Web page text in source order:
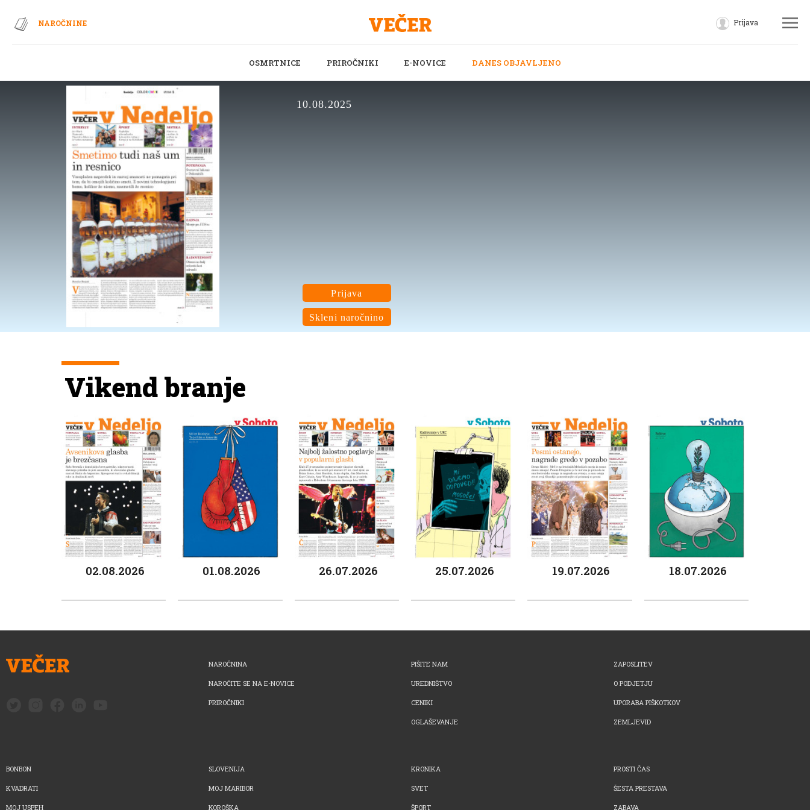
NAROČNINE Prijava
OSMRTNICE PRIROČNIKI E-NOVICE DANES OBJAVLJENO
10.08.2025
Prijava
Skleni naročnino
Vikend branje
02.08.2026 01.08.2026 26.07.2026 25.07.2026 19.07.2026 18.07.2026
NAROČNINA
NAROČITE SE NA E-NOVICE
PRIROČNIKI
PIŠITE NAM
UREDNIŠTVO
CENIKI
OGLAŠEVANJE
ZAPOSLITEV
O PODJETJU
UPORABA PIŠKOTKOV
ZEMLJEVID
BONBON
KVADRATI
MOJ USPEH
SLOVENIJA
MOJ MARIBOR
KOROŠKA
KRONIKA
SVET
ŠPORT
PROSTI ČAS
ŠESTA PRESTAVA
ZABAVA